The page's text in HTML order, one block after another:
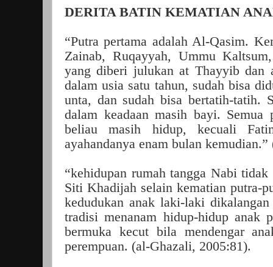
DERITA BATIN KEMATIAN
“Putra pertama adalah Al-Qasim.
Zainab, Ruqayyah, Ummu
yang diberi julukan at Thayyib dan
dalam usia satu tahun, sudah bisa
unta, dan sudah bisa bertatih-tatih.
dalam keadaan masih bayi. Semua
beliau masih hidup, kecuali
ayahandanya enam bulan
“kehidupan rumah tangga Nabi
Siti Khadijah selain kematian putra-
kedudukan anak laki-laki
tradisi menanam hidup-hidup anak
bermuka kecut bila mendengar
perempuan. (al-Ghazali, 2005:81).